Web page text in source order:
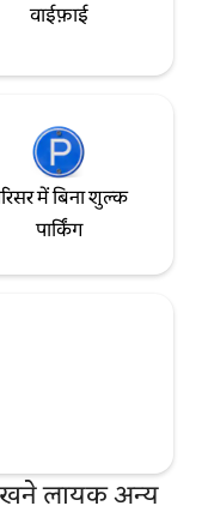
वाईफ़ाई
में बिना शुल्क
पार्किंग
लायक अन्य